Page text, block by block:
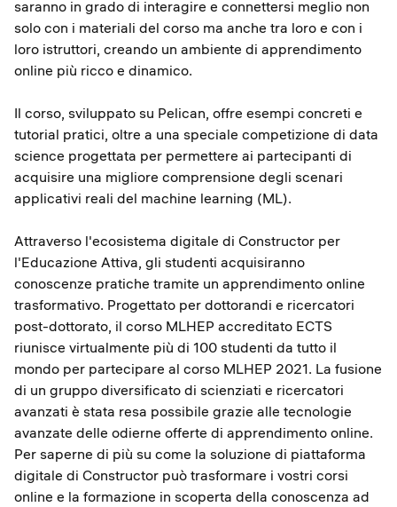
saranno in grado di interagire e connettersi meglio non
solo con i materiali del corso ma anche tra loro e con i
loro istruttori, creando un ambiente di apprendimento
online più ricco e dinamico.
Il corso, sviluppato su Pelican, offre esempi concreti e
tutorial pratici, oltre a una speciale competizione di data
science progettata per permettere ai partecipanti di
acquisire una migliore comprensione degli scenari
applicativi reali del machine learning (ML).
Attraverso l'ecosistema digitale di Constructor per
l'Educazione Attiva, gli studenti acquisiranno
conoscenze pratiche tramite un apprendimento online
trasformativo. Progettato per dottorandi e ricercatori
post-dottorato, il corso MLHEP accreditato ECTS
riunisce virtualmente più di 100 studenti da tutto il
mondo per partecipare al corso MLHEP 2021. La fusione
di un gruppo diversificato di scienziati e ricercatori
avanzati è stata resa possibile grazie alle tecnologie
avanzate delle odierne offerte di apprendimento online.
Per saperne di più su come la soluzione di piattaforma
digitale di Constructor può trasformare i vostri corsi
online e la formazione in scoperta della conoscenza ad